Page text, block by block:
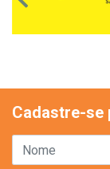
Cadastre-se